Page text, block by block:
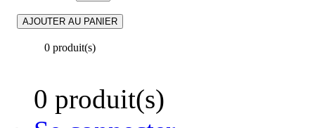
0 produit(s)
0 produit(s)